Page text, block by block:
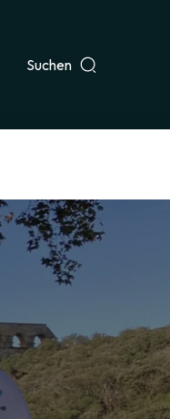
Suchen